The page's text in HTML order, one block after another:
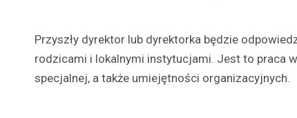
Przyszły dyrektor lub dyrektorka będzie
rodzicami i lokalnymi instytucjami. Jest to praca
specjalnej, a także umiejętności organizacyjnych.